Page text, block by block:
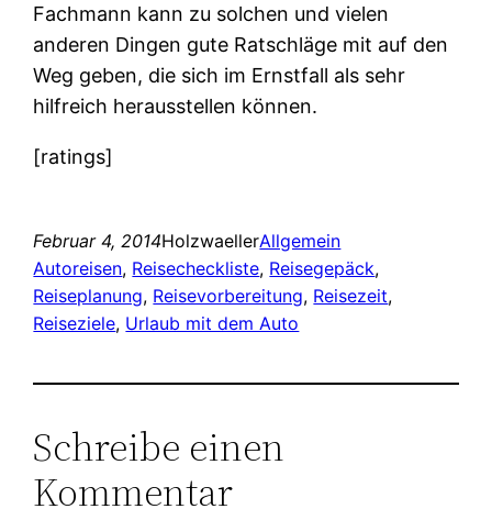
Fachmann kann zu solchen und vielen
anderen Dingen gute Ratschläge mit auf den
Weg geben, die sich im Ernstfall als sehr
hilfreich herausstellen können.
[ratings]
Februar 4, 2014HolzwaellerAllgemein
Autoreisen, Reisecheckliste, Reisegepäck
Reiseplanung, Reisevorbereitung, Reisezeit
Reiseziele, Urlaub mit dem Auto
Schreibe einen
Kommentar